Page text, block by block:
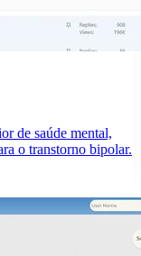
de saúde mental,
o transtorno bipolar.